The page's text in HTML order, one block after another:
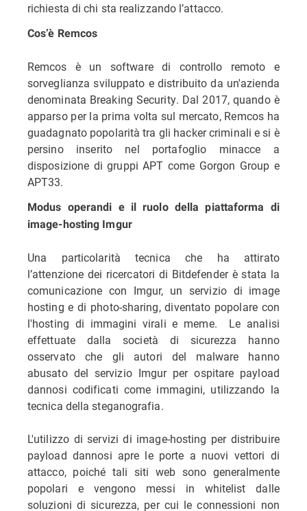
richiesta di chi sta realizzando l’attacco.
Cos’è Remcos
Remcos è un software di controllo remoto e
sorveglianza sviluppato e distribuito da un'azienda
denominata Breaking Security. Dal 2017, quando è
apparso per la prima volta sul mercato, Remcos ha
guadagnato popolarità tra gli hacker criminali e si è
persino inserito nel portafoglio minacce a
disposizione di gruppi APT come Gorgon Group e
APT33.
Modus operandi e il ruolo della piattaforma di
image-hosting Imgur
Una particolarità tecnica che ha attirato
l’attenzione dei ricercatori di Bitdefender è stata la
comunicazione con Imgur, un servizio di image
hosting e di photo-sharing, diventato popolare con
l'hosting di immagini virali e meme. Le analisi
effettuate dalla società di sicurezza hanno
osservato che gli autori del malware hanno
abusato del servizio Imgur per ospitare payload
dannosi codificati come immagini, utilizzando la
tecnica della steganografia.
L'utilizzo di servizi di image-hosting per distribuire
payload dannosi apre le porte a nuovi vettori di
attacco, poiché tali siti web sono generalmente
popolari e vengono messi in whitelist dalle
soluzioni di sicurezza, per cui le connessioni non